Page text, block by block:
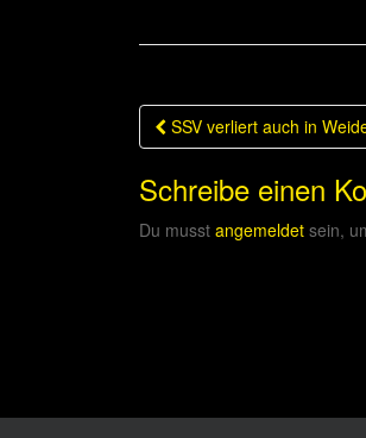
SSV verliert auch in
Schreibe einen
Du musst angemeldet sein,